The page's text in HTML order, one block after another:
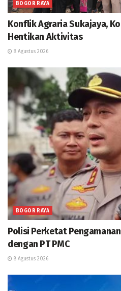
BOGOR RAYA
Konflik Agraria Sukajaya,
Hentikan Aktivitas
8 Agustus 2026
BOGOR RAYA
Polisi Perketat
dengan PT PMC
8 Agustus 2026